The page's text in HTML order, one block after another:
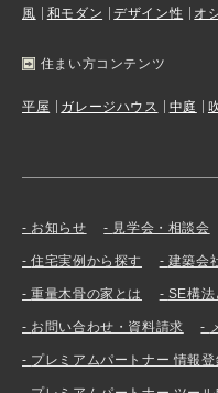
風
和モダン デザイン性 オ
住まい方コンテンツ
平屋 ガレージハウス 中庭
お知らせ 見学会・相談会
住宅実例から探す 建築会
重量木骨の家とは SE構法
お問い合わせ・資料請求
プレミアムパートナー 情報登